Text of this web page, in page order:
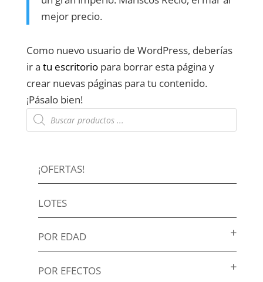
mejor precio.
Como nuevo usuario de WordPress, deberías
ir a tu escritoriopara borrar esta página y
crear nuevas páginas para tu contenido.
¡Pásalo bien!
Búsqueda
de
productos
¡OFERTAS!
LOTES
POR EDAD
POR EFECTOS